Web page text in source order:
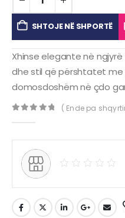
SHTOJE NË SHPORTË
Xhinse elegante në
dhe stil që përshtatet me
domosdoshëm në çdo
( Ende pa